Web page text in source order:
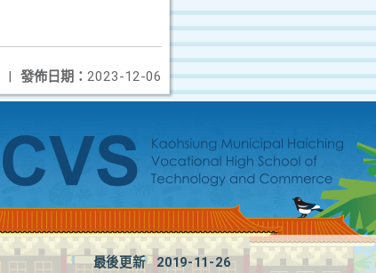
發佈日期： 2023-12-06
|
最後更新 2019-11-26